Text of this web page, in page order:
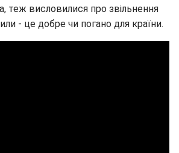
теж висловилися про звільнення
- це добре чи погано для країни.